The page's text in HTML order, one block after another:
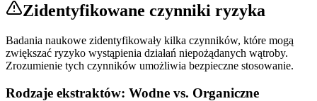
Zidentyfikowane czynniki ryzyka
Badania naukowe zidentyfikowały kilka czynników, które mogą
zwiększać ryzyko wystąpienia działań niepożądanych wątroby.
Zrozumienie tych czynników umożliwia bezpieczne stosowanie.
Rodzaje ekstraktów: Wodne vs. Organiczne